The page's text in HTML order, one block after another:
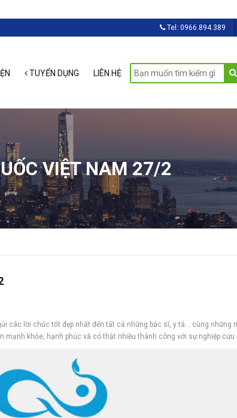
Tel: 0966.894.389
TUYỂN DỤNG LIÊN HỆ
VIỆT NAM 27/2
các lời chúc tốt đẹp nhất đến tất cả những bác sĩ, y tá… cùng những
khỏe, hạnh phúc và có thật nhiều thành công với sự nghiệp